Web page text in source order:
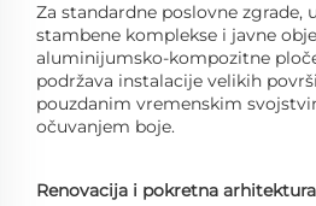
Za standardne poslovne zgrade,
stambene komplekse i javne
aluminijumsko-kompozitne
podržava instalacije velikih
pouzdanim vremenskim
očuvanjem boje.
Renovacija i pokretna arhitektura